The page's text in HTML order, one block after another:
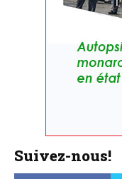
Suivez-nous!